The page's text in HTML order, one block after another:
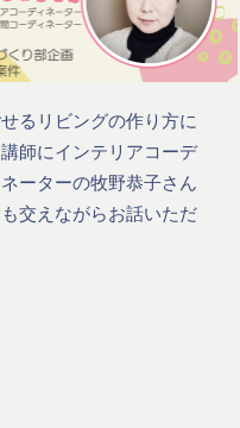
るリビングの作り方に
師にインテリアコーデ
ーターの牧野恭子さん
交えながらお話いただ